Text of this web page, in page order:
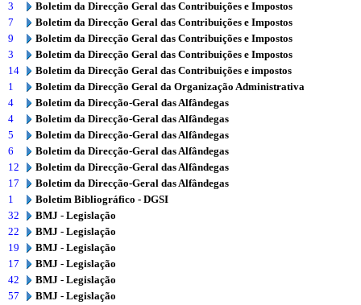
3
Boletim da Direcção Geral das Contribuições e Impostos
7
Boletim da Direcção Geral das Contribuições e Impostos
9
Boletim da Direcção Geral das Contribuições e Impostos
3
Boletim da Direcção Geral das Contribuições e Impostos
14
Boletim da Direcção Geral das Contribuições e impostos
1
Boletim da Direcção Geral da Organização Administrativa
4
Boletim da Direcção-Geral das Alfândegas
4
Boletim da Direcção-Geral das Alfândegas
5
Boletim da Direcção-Geral das Alfândegas
6
Boletim da Direcção-Geral das Alfândegas
12
Boletim da Direcção-Geral das Alfândegas
17
Boletim da Direcção-Geral das Alfândegas
1
Boletim Bibliográfico - DGSI
32
BMJ - Legislação
22
BMJ - Legislação
19
BMJ - Legislação
17
BMJ - Legislação
42
BMJ - Legislação
57
BMJ - Legislação